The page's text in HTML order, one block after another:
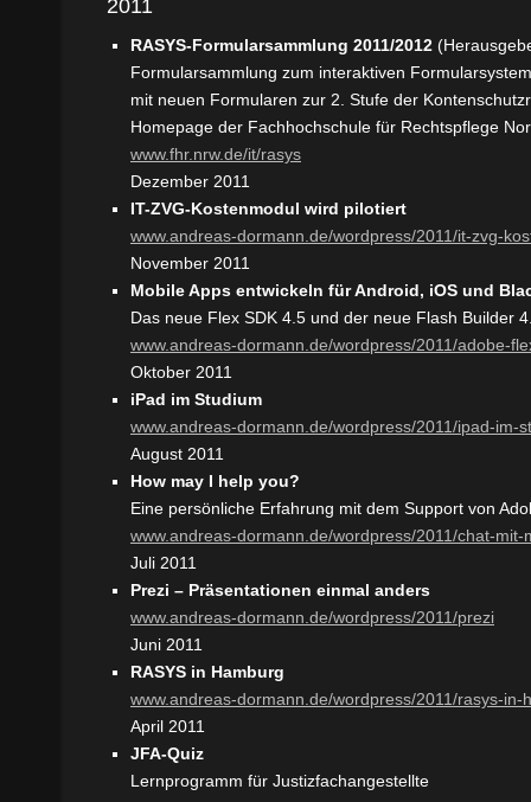
2011
RASYS-Formularsammlung 2011/2012
Formularsammlung zum interaktiven
mit neuen Formularen zur 2. Stufe der
Homepage der Fachhochschule für Rechtspflege
www.fhr.nrw.de/it/rasys
Dezember 2011
IT-ZVG-Kostenmodul wird pilotiert
www.andreas-dormann.de/wordpress/2011/it-zvg-
November 2011
Mobile Apps entwickeln für Android, iOS und
Das neue Flex SDK 4.5 und der neue Flash Builder
www.andreas-dormann.de/wordpress/2011/adobe-
Oktober 2011
iPad im Studium
www.andreas-dormann.de/wordpress/2011/ipad-im-
August 2011
How may I help you?
Eine persönliche Erfahrung mit dem Support von
www.andreas-dormann.de/wordpress/2011/chat-mit-
Juli 2011
Prezi – Präsentationen einmal anders
www.andreas-dormann.de/wordpress/2011/prezi
Juni 2011
RASYS in Hamburg
www.andreas-dormann.de/wordpress/2011/rasys-in-
April 2011
JFA-Quiz
Lernprogramm für Justizfachangestellte